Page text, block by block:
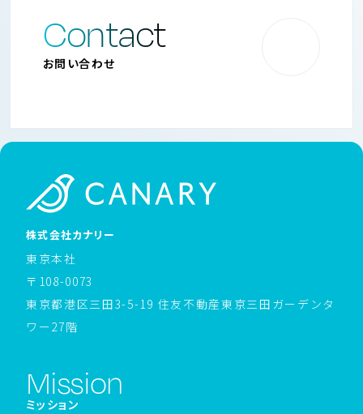
Contact
お問い合わせ
株式会社カナリー
東京本社
〒108-0073
東京都港区三田3-5-19 住友不動産東京三田ガーデンタ
ワー27階
Mission
ミッション